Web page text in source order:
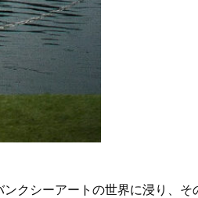
クシーアートの世界に浸り、そ